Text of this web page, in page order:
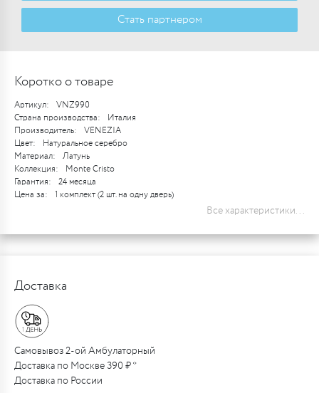
Стать партнером
Коротко о товаре
Артикул:
VNZ990
Страна производства:
Италия
Производитель:
VENEZIA
Цвет:
Натуральное серебро
Материал:
Латунь
Коллекция:
Monte Cristo
Гарантия:
24 месяца
Цена за:
1 комплект (2 шт. на одну дверь)
Все характеристики...
Доставка
Самовывоз 2-ой Амбулаторный
Доставка по Москве 390 ₽ *
Доставка по России